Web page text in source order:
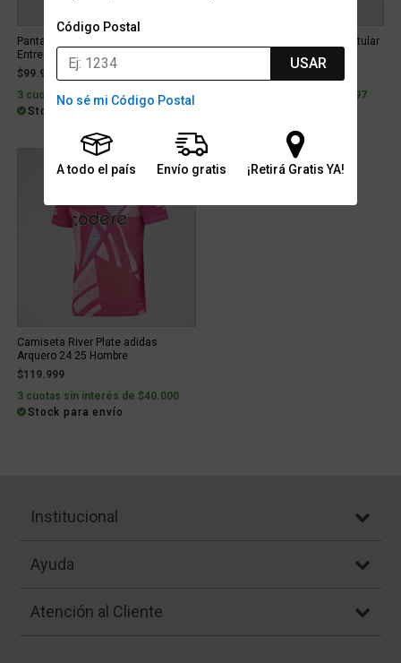
Código Postal
USAR
No sé mi Código Postal
A todo el país Envío gratis ¡Retirá Gratis YA!
Pantalón adidas River Plate
Entrenamiento 24 25 Infantil
$99.999
3 cuotas sin interés de $33.333
Stock para envío
Camiseta River Plate adidas Titular
3 cuotas sin interés de $35.897
Camiseta River Plate adidas
Arquero 24 25 Hombre
$119.999
3 cuotas sin interés de $40.000
Stock para envío
Institucional
Ayuda
Atención al Cliente